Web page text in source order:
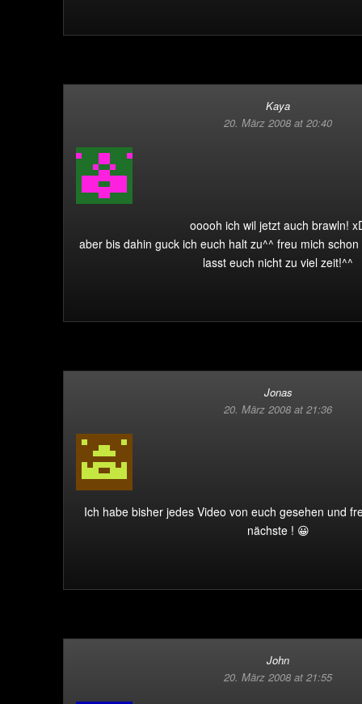
Kaya
20. März 2008 at 20:40
ooooh ich wil jetzt auch brawln!
aber bis dahin guck ich euch halt zu^^ freu mich
lasst euch nicht zu viel zeit!^^
Jonas
20. März 2008 at 21:36
Ich habe bisher jedes Video von euch gesehen und
nächste ! 😀
John
20. März 2008 at 21:55